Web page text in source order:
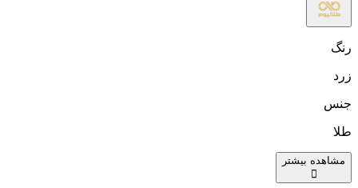
رنگ
زرد
جنس
طلا
مشاهده بیشتر